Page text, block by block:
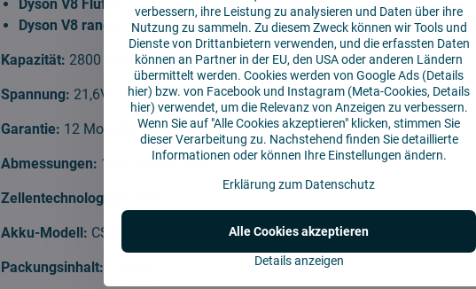
Dyson V8 Fluffy
Dyson V8 range
Kapazität: 2800 mAh
Spannung: 21,6V
Garantie: 12 Monate
Abmessungen: 146*120*81 mm
Zellentechnologie:
Akku-Modell: CS-DYC810VX
Packungsinhalt:
verbessern, ihre Leistung zu analysieren und Daten über ihre
Nutzung zu sammeln. Zu diesem Zweck können wir Tools und
Dienste von Drittanbietern verwenden, und die erfassten Daten
können an Partner in der EU, den USA oder anderen Ländern
übermittelt werden. Cookies werden von Google Ads (Details
hier) bzw. von Facebook und Instagram (Meta-Cookies, Details
hier) verwendet, um die Relevanz von Anzeigen zu verbessern.
Wenn Sie auf "Alle Cookies akzeptieren" klicken, stimmen Sie
dieser Verarbeitung zu. Nachstehend finden Sie detaillierte
Informationen oder können Ihre Einstellungen ändern.
Erklärung zum Datenschutz
Details anzeigen
Alle Cookies akzeptieren